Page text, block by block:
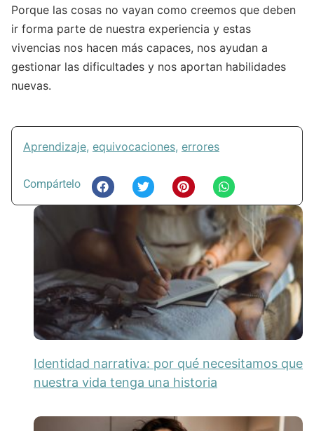
Porque las cosas no vayan como creemos que deben
ir forma parte de nuestra experiencia y estas
vivencias nos hacen más capaces, nos ayudan a
gestionar las dificultades y nos aportan habilidades
nuevas.
Aprendizaje, equivocaciones, errores
Compártelo
Identidad narrativa: por qué necesitamos que
nuestra vida tenga una historia